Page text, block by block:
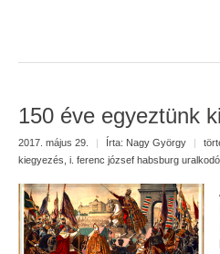
150 éve egyeztünk ki
2017. május 29. | Írta: Nagy György |
kiegyezés i. ferenc józsef habsburg uralkodó